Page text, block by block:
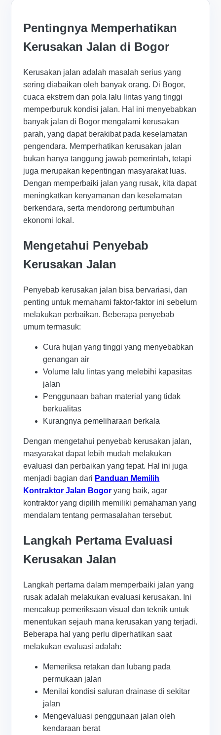
Pentingnya Memperhatikan
Kerusakan Jalan di Bogor
Kerusakan jalan adalah masalah serius yang
sering diabaikan oleh banyak orang. Di Bogor,
cuaca ekstrem dan pola lalu lintas yang tinggi
memperburuk kondisi jalan. Hal ini menyebabkan
banyak jalan di Bogor mengalami kerusakan
parah, yang dapat berakibat pada keselamatan
pengendara. Memperhatikan kerusakan jalan
bukan hanya tanggung jawab pemerintah, tetapi
juga merupakan kepentingan masyarakat luas.
Dengan memperbaiki jalan yang rusak, kita dapat
meningkatkan kenyamanan dan keselamatan
berkendara, serta mendorong pertumbuhan
ekonomi lokal.
Mengetahui Penyebab
Kerusakan Jalan
Penyebab kerusakan jalan bisa bervariasi, dan
penting untuk memahami faktor-faktor ini sebelum
melakukan perbaikan. Beberapa penyebab
umum termasuk:
Cura hujan yang tinggi yang menyebabkan
genangan air
Volume lalu lintas yang melebihi kapasitas
jalan
Penggunaan bahan material yang tidak
berkualitas
Kurangnya pemeliharaan berkala
Dengan mengetahui penyebab kerusakan jalan,
masyarakat dapat lebih mudah melakukan
evaluasi dan perbaikan yang tepat. Hal ini juga
menjadi bagian dari Panduan Memilih
Kontraktor Jalan Bogor yang baik, agar
kontraktor yang dipilih memiliki pemahaman yang
mendalam tentang permasalahan tersebut.
Langkah Pertama Evaluasi
Kerusakan Jalan
Langkah pertama dalam memperbaiki jalan yang
rusak adalah melakukan evaluasi kerusakan. Ini
mencakup pemeriksaan visual dan teknik untuk
menentukan sejauh mana kerusakan yang terjadi.
Beberapa hal yang perlu diperhatikan saat
melakukan evaluasi adalah:
Memeriksa retakan dan lubang pada
permukaan jalan
Menilai kondisi saluran drainase di sekitar
jalan
Mengevaluasi penggunaan jalan oleh
kendaraan berat